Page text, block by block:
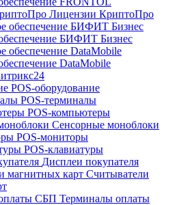
Лицензии КриптоПро
БИФИТ Бизнес
DataMobile
POS-оборудование
POS-терминалы
POS-компьютеры
Сенсорные моноблоки
POS-мониторы
POS-клавиатуры
Дисплеи покупателя
Считыватели
Терминалы оплаты